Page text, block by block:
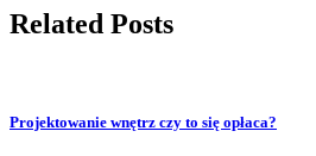
Related Posts
Projektowanie wnętrz czy to się opłaca?